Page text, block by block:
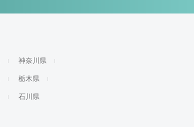
神奈川県
栃木県
石川県